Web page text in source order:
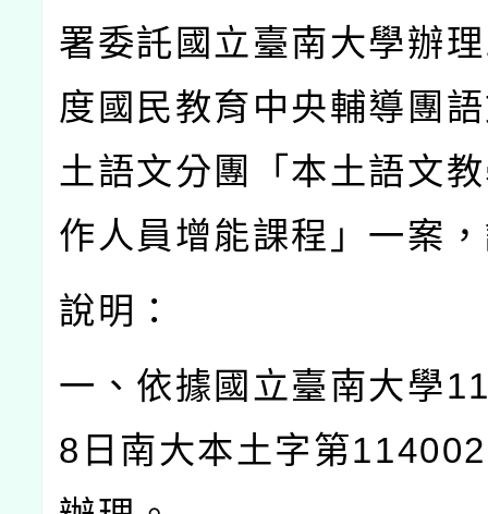
署委託國立臺南大學辦理
度國民教育中央輔導團
土語文分團「本土語文
作人員增能課程」一案
說明：
一、依據國立臺南大學
8 日南大本土字第